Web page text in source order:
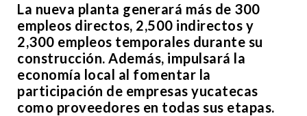
La nueva planta generará más de 300
empleos directos, 2,500 indirectos y
2,300 empleos temporales durante su
construcción. Además, impulsará la
economía local al fomentar la
participación de empresas yucatecas
como proveedores en todas sus etapas.